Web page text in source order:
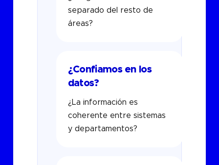
separado del resto de
áreas?
¿Confiamos en los
datos?
¿La información es
coherente entre sistemas
y departamentos?